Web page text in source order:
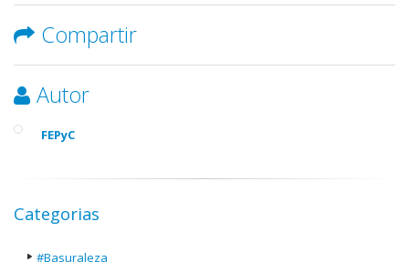
Compartir
Autor
FEPyC
Categorias
#Basuraleza